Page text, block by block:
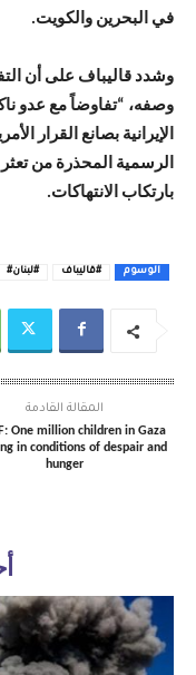
في البحرين والكويت.
وشدد قاليباف على أن
وصفه، “تفاوضاً مع عدو
الإيرانية بصانع القرار
الرسمية المحذرة من
بارتكاب الانتهاكات.
الوسوم #قاليباف #لبنان#
المقالة القادمة
One million children in Gaza
in conditions of despair and
hunger